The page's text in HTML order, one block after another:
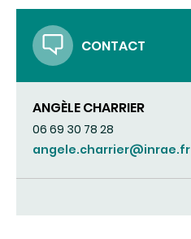
CONTACT
ANGÈLE CHARRIER
06 69 30 78 28
angele.charrier@inrae.fr